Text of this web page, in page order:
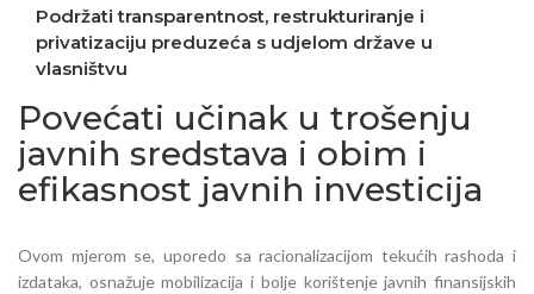
Podržati transparentnost, restrukturiranje i
privatizaciju preduzeća s udjelom države u
vlasništvu
Povećati učinak u trošenju
javnih sredstava i obim i
efikasnost javnih investicija
Ovom mjerom se, uporedo sa racionalizacijom tekućih rashoda i
izdataka, osnažuje mobilizacija i bolje korištenje javnih finansijskih